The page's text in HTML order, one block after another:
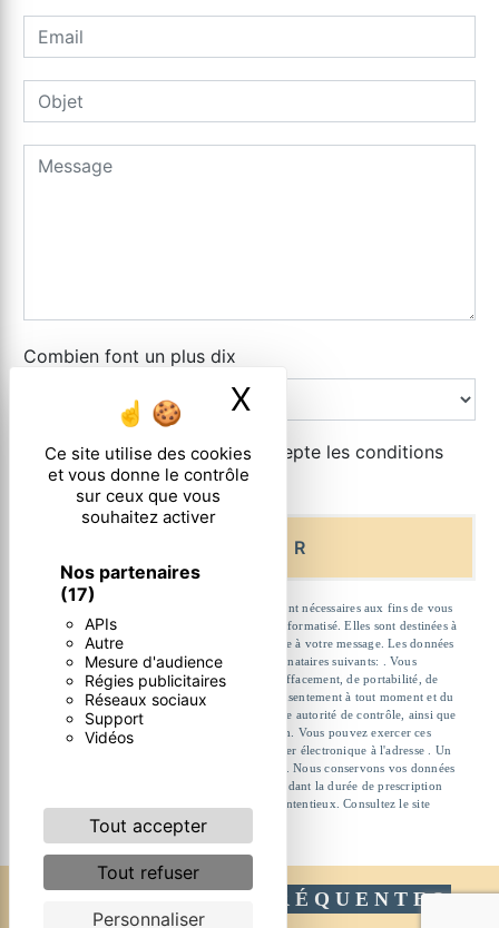
Ce site utilise des cookies
et vous donne le contrôle
sur ceux que vous
souhaitez activer
Nos partenaires
(17)
APIs
Autre
Mesure d'audience
Régies publicitaires
Réseaux sociaux
Support
Vidéos
Tout accepter
Tout refuser
Personnaliser
X Masquer le
Combien font un plus dix
En cochant cette case, j'accepte les conditions
particulières ci-dessous **
ENVOYER
** Les données personnelles communiquées sont nécessaires aux fins de vous
contacter et sont enregistrées dans un fichier informatisé. Elles sont destinées à
et ses sous-traitants dans le seul but de répondre à votre message. Les données
collectées seront communiquées aux seuls destinataires suivants: . Vous
disposez de droits d’accès, de rectification, d’effacement, de portabilité, de
limitation, d’opposition, de retrait de votre consentement à tout moment et du
droit d’introduire une réclamation auprès d’une autorité de contrôle, ainsi que
d’organiser le sort de vos données post-mortem. Vous pouvez exercer ces
droits par voie postale à l'adresse ou par courrier électronique à l'adresse . Un
justificatif d'identité pourra vous être demandé. Nous conservons vos données
pendant la période de prise de contact puis pendant la durée de prescription
légale aux fins probatoires et de gestion des contentieux. Consultez le site
cnil.fr pour plus d’informations sur vos droits.
RECHERCHES FRÉQUENTES